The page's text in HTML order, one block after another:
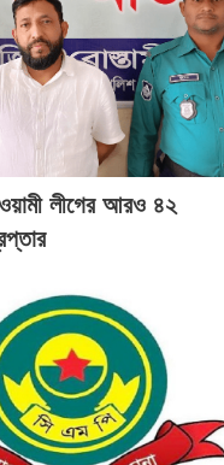
লীগের আরও ৪২